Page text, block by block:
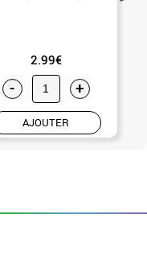
2.99€
- +
AJOUTER